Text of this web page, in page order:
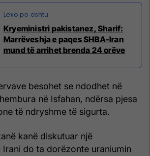
Kryeministri pakistanez, Sharif:
Marrëveshja e paqes SHBA-Iran
mund të arrihet brenda 24 orëve
besohet se ndodhet në
në Isfahan, ndërsa pjesa
të ndryshme të sigurta.
kanë diskutuar një
Irani do ta dorëzonte uraniumin